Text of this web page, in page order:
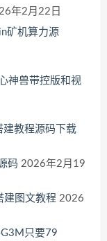
年2月22日
矿机算力源
神兽带控版和视
教程源码下载
码 2026年2月19
建图文教程 2026
只要79